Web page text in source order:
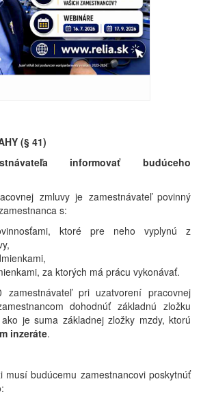
(§ 41)
informovať budúceho
zmluvy je zamestnávateľ povinný
s:
ktoré pre neho vyplynú z
za ktorých má prácu vykonávať.
pri uzatvorení pracovnej
dohodnúť základnú zložku
je suma základnej zložky mzdy, ktorú
inzeráte.
musí budúcemu zamestnancovi poskytnúť